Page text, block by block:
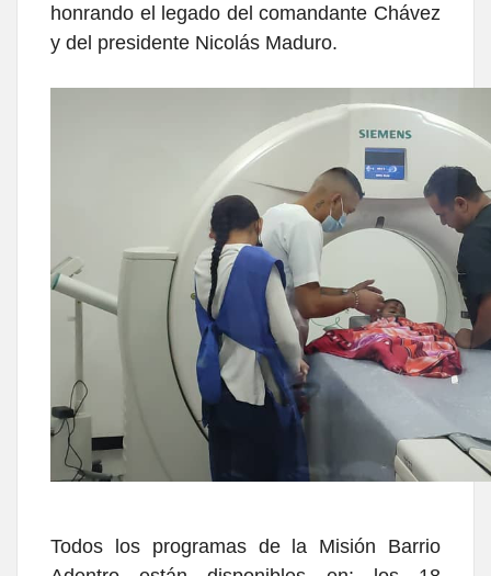
honrando el legado del comandante Chávez
y del presidente Nicolás Maduro.
Todos los programas de la Misión Barrio